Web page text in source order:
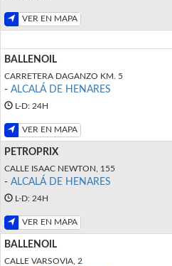
VER EN MAPA
BALLENOIL
CARRETERA DAGANZO KM. 5
- ALCALÁ DE HENARES
L-D: 24H
VER EN MAPA
PETROPRIX
CALLE ISAAC NEWTON, 155
- ALCALÁ DE HENARES
L-D: 24H
VER EN MAPA
BALLENOIL
CALLE VARSOVIA, 2